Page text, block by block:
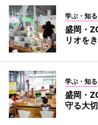
学ぶ・知る
盛岡・
リオを
学ぶ・知る
盛岡・
守る大